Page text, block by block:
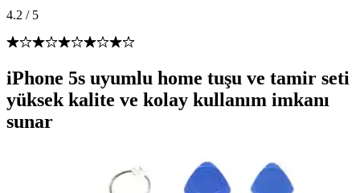
4.2 / 5
iPhone 5s uyumlu home tuşu ve tamir seti
yüksek kalite ve kolay kullanım imkanı
sunar